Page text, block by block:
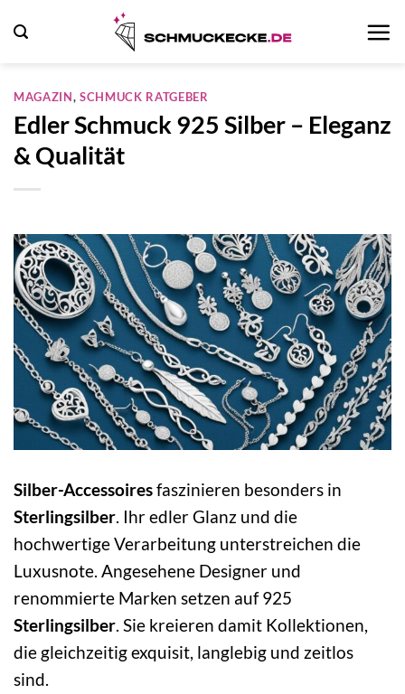
Inhalt
MAGAZIN,SCHMUCK RATGEBER
Edler Schmuck 925 Silber – Eleganz
& Qualität
Silber-Accessoiresfaszinieren besonders in
Sterlingsilber. Ihr edler Glanz und die
hochwertige Verarbeitung unterstreichen die
Luxusnote. Angesehene Designer und
renommierte Marken setzen auf 925
Sterlingsilber. Sie kreieren damit Kollektionen,
die gleichzeitig exquisit, langlebig und zeitlos
sind.